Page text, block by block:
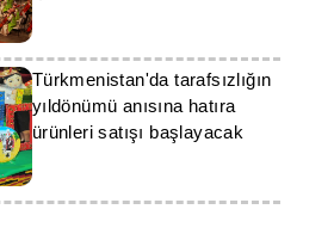
hazırladı
Türkmenistan'da tarafsızlığın
yıldönümü anısına hatıra
ürünleri satışı başlayacak